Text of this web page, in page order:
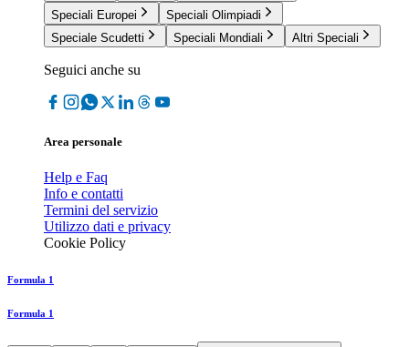
Speciali Europei
Speciali Olimpiadi
Speciale Scudetti
Speciali Mondiali Altri Speciali
Seguici anche su
Area personale
Help e Faq
Info e contatti
Termini del servizio
Utilizzo dati e privacy
Cookie Policy
Formula 1
Formula 1